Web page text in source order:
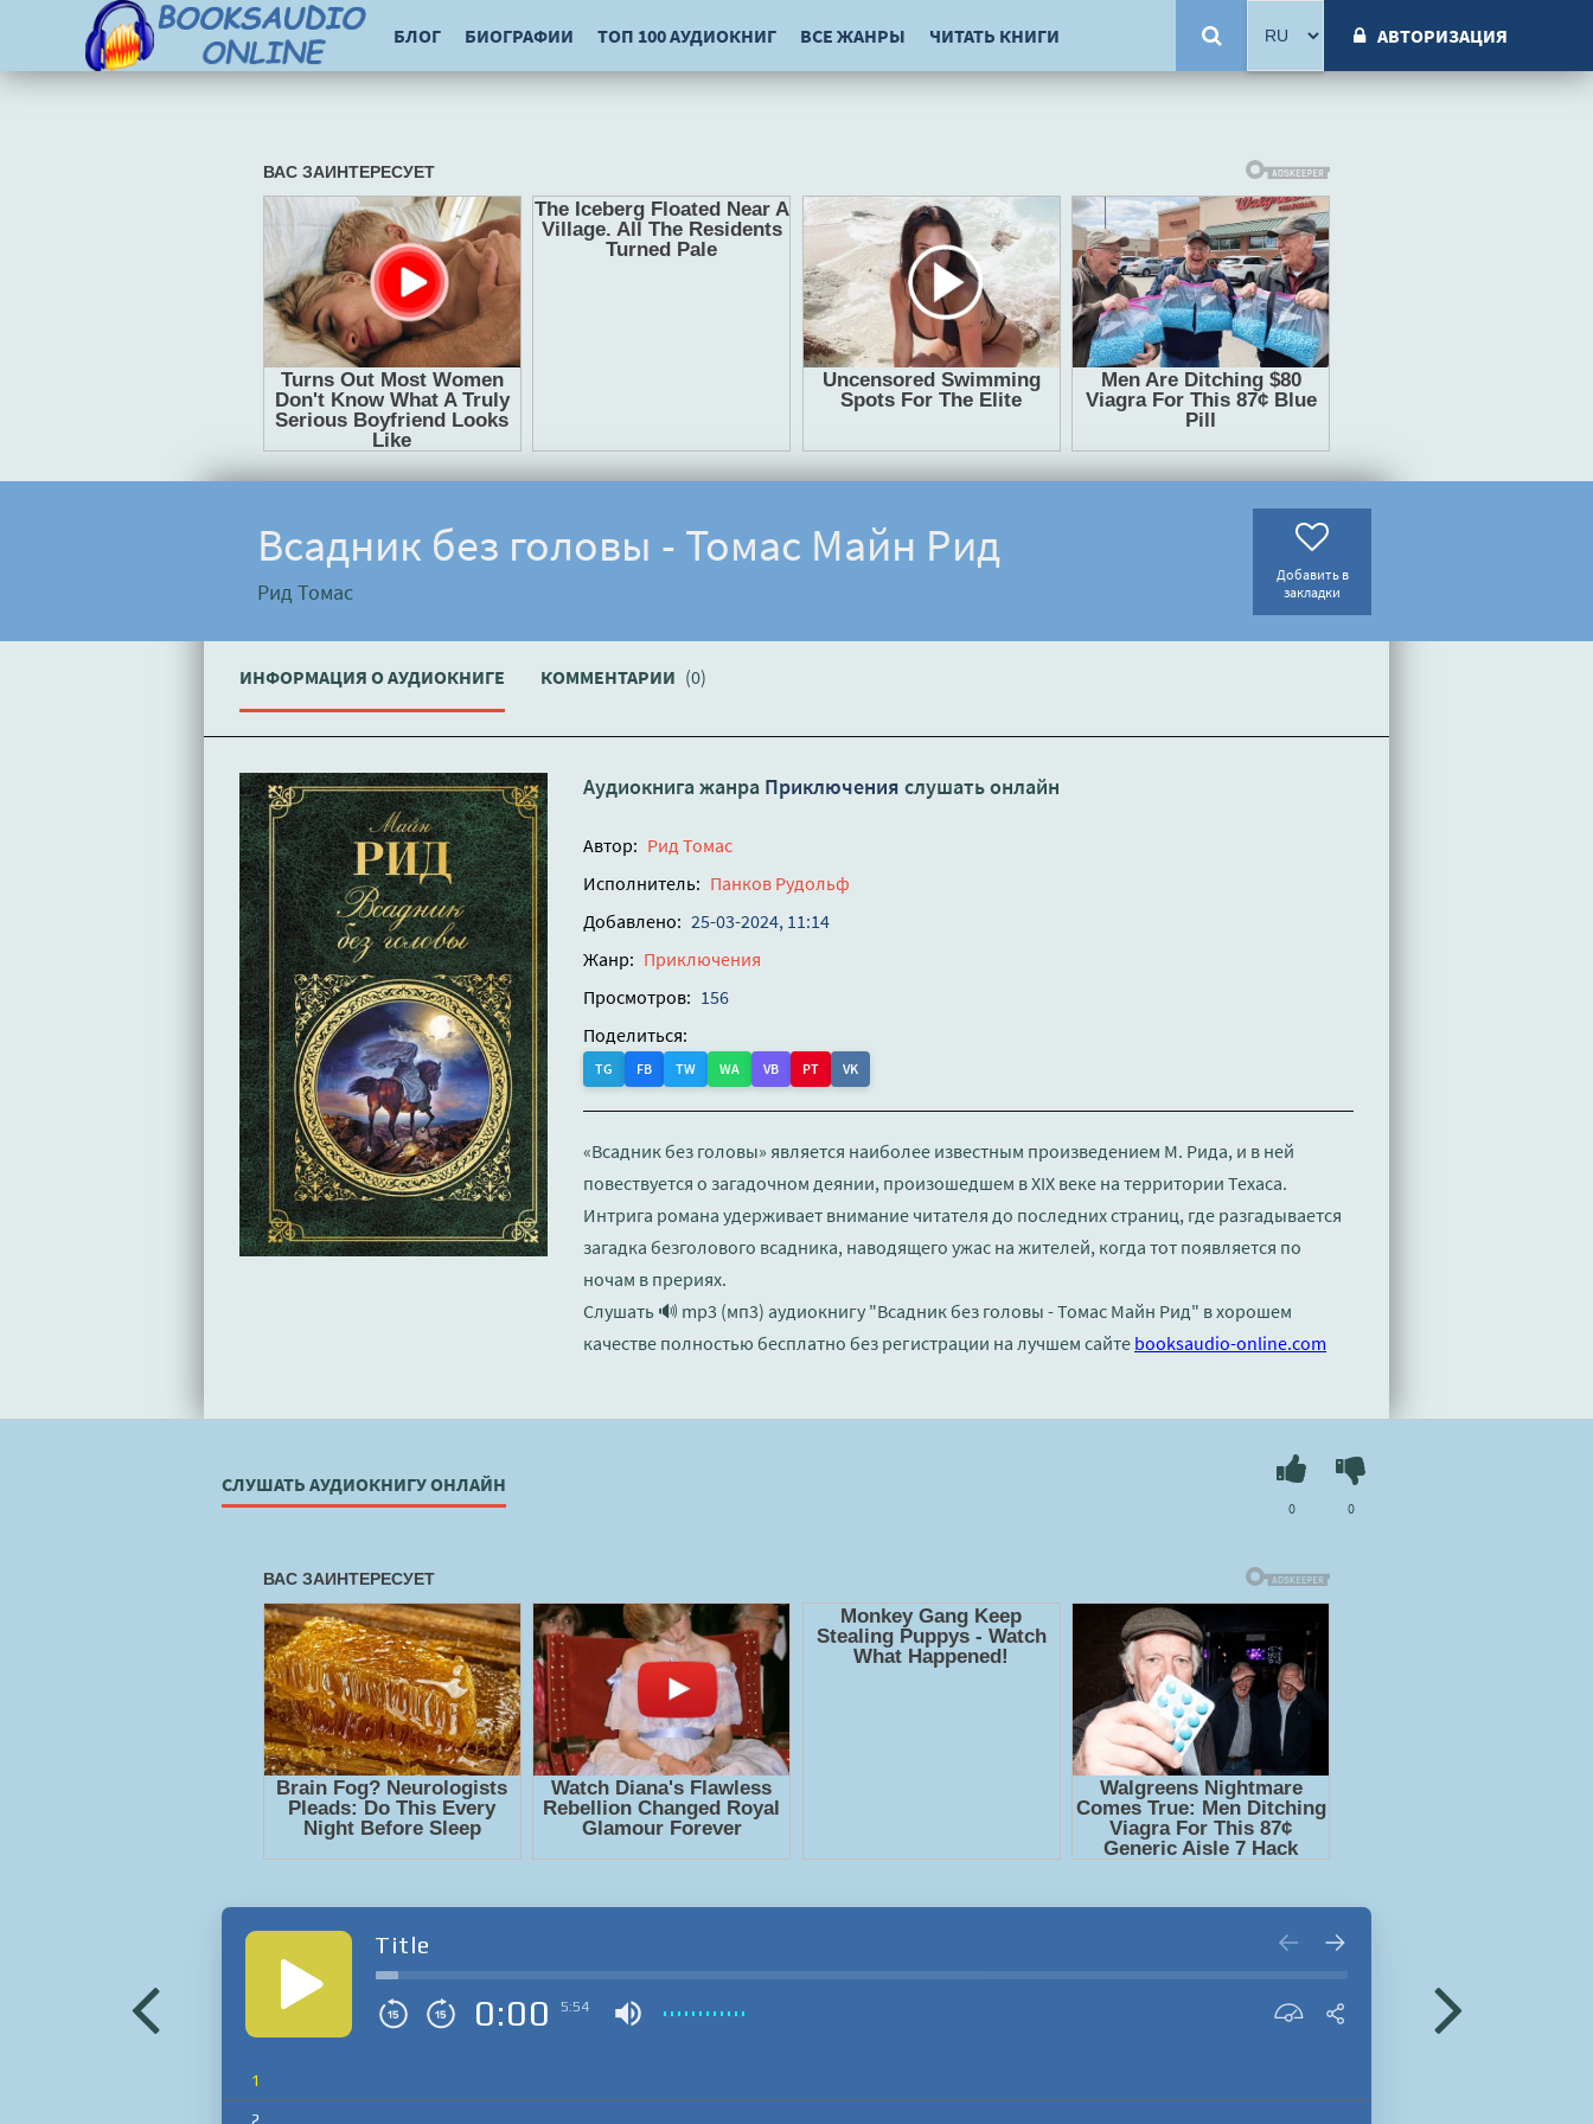
БЛОГ БИОГРАФИИ ТОП 100 АУДИОКНИГ ВСЕ ЖАНРЫ ЧИТАТЬ КНИГИ АВТОРИЗАЦИЯ
Всадник без головы - Томас Майн Рид
Рид Томас
Добавить в
закладки
ИНФОРМАЦИЯ О АУДИОКНИГЕ КОММЕНТАРИИ (0)
Аудиокнига жанра Приключения слушать онлайн
Автор: Рид Томас
Исполнитель: Панков Рудольф
Добавлено: 25-03-2024, 11:14
Жанр: Приключения
Просмотров: 156
Поделиться:
TG FB TW WA VB PT VK
«Всадник без головы» является наиболее известным произведением М. Рида, и в ней
повествуется о загадочном деянии, произошедшем в XIX веке на территории Техаса.
Интрига романа удерживает внимание читателя до последних страниц, где разгадывается
загадка безголового всадника, наводящего ужас на жителей, когда тот появляется по
ночам в прериях.
Слушать 🔊 mp3 (мп3) аудиокнигу "Всадник без головы - Томас Майн Рид" в хорошем
качестве полностью бесплатно без регистрации на лучшем сайте booksaudio-online.com
СЛУШАТЬ АУДИОКНИГУ ОНЛАЙН
0 0
Title
0:00 5:54
1
2